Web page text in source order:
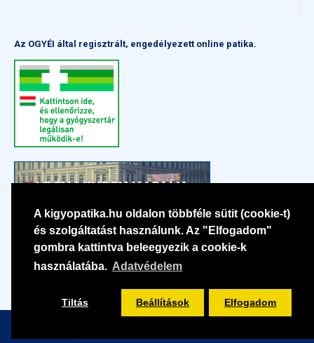
A kigyopatika.hu oldalon többféle sütit (cookie-t)
és szolgáltatást használunk. Az "Elfogadom"
gombra kattintva beleegyezik a cookie-k
használatába. Adatvédelem
Tiltás Beállítások Elfogadom
Az OGYÉI által regisztrált, engedélyezett online patika.